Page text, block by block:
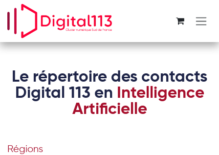
Se rendre au contenu
Le répertoire des contacts
Digital 113 en Intelligence
Artificielle
Régions